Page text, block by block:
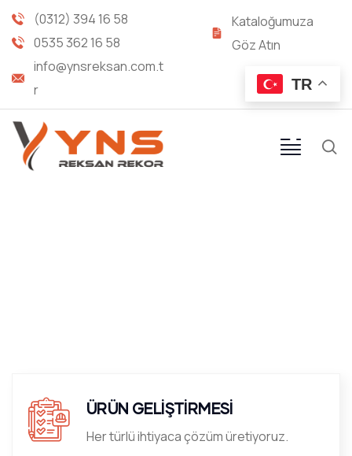
(0312) 394 16 58
0535 362 16 58
info@ynsreksan.com.t
r
Kataloğumuza
Göz Atın
TR
ÜRÜN GELİŞTİRMESİ
Her türlü ihtiyaca çözüm üretiyoruz.